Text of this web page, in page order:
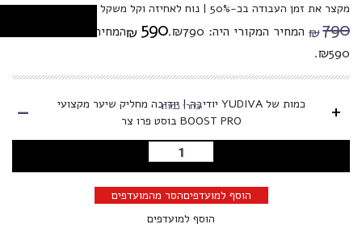
מקצר את זמן העבודה בכ-50% | נוח לאחיזה וקל משקל
₪790 המחיר המקורי היה: ₪790. ₪ 590
המחיר הנוכחי הוא:
₪590.
+
כמות של YUDIVA יודיבה | יודיבה מחליק שיער מקצועי
BOOST PRO בוסט פרו צר
בחרו כמות -
הוספה לסל
הוסף למועדפיםהסר מהמועדפים
הוסף למועדפים